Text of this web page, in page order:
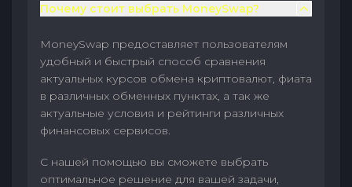
Почему стоит выбрать MoneySwap?
MoneySwap предоставляет пользователям
удобный и быстрый способ сравнения
актуальных курсов обмена криптовалют, фиата
в различных обменных пунктах, а так же
актуальные условия и рейтинги различных
финансовых сервисов.
С нашей помощью вы сможете выбрать
оптимальное решение для вашей задачи,